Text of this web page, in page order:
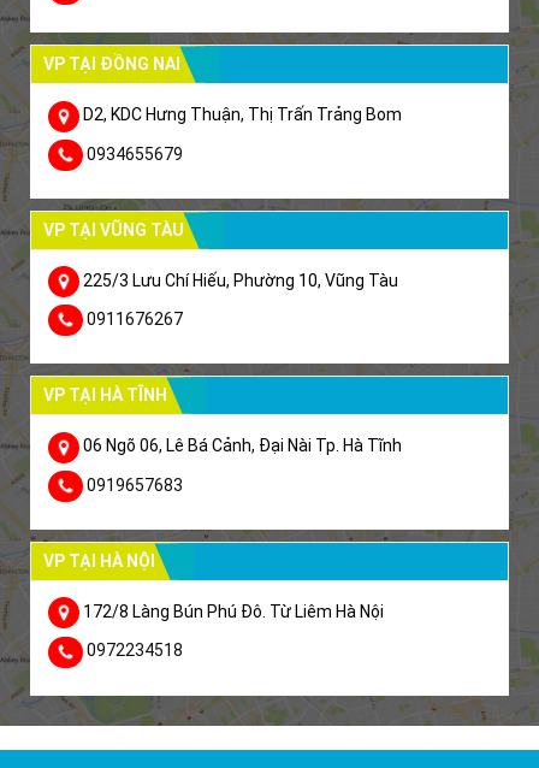
VP TẠI ĐỒNG NAI
D2, KDC Hưng Thuận, Thị Trấn Trảng Bom
0934655679
VP TẠI VŨNG TÀU
225/3 Lưu Chí Hiếu, Phường 10, Vũng Tàu
0911676267
VP TẠI HÀ TĨNH
06 Ngõ 06, Lê Bá Cảnh, Đại Nài Tp. Hà Tĩnh
0919657683
VP TẠI HÀ NỘI
172/8 Làng Bún Phú Đô. Từ Liêm Hà Nội
0972234518